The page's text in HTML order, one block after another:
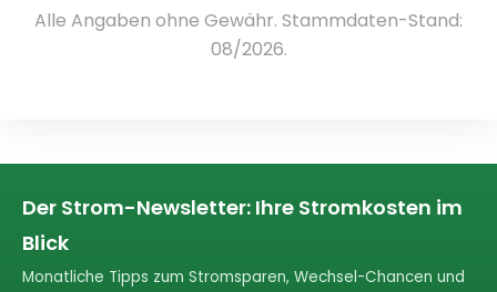
Alle Angaben ohne Gewähr. Stammdaten-Stand:
08/2026.
Der Strom-Newsletter: Ihre Stromkosten im
Blick
Monatliche Tipps zum Stromsparen, Wechsel-Chancen und